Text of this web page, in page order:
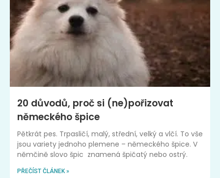
20 důvodů, proč si (ne)pořizovat
německého špice
Pětkrát pes. Trpasličí, malý, střední, velký a vlčí. To vše
jsou variety jednoho plemene – německého špice. V
němčině slovo špic znamená špičatý nebo ostrý.
PŘEČÍST ČLÁNEK »